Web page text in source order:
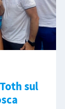
sul